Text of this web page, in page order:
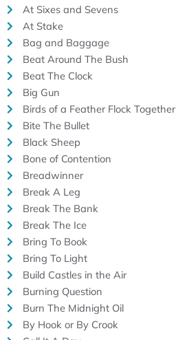
At Sixes and Sevens
At Stake
Bag and Baggage
Beat Around The Bush
Beat The Clock
Big Gun
Birds of a Feather Flock Together
Bite The Bullet
Black Sheep
Bone of Contention
Breadwinner
Break A Leg
Break The Bank
Break The Ice
Bring To Book
Bring To Light
Build Castles in the Air
Burning Question
Burn The Midnight Oil
By Hook or By Crook